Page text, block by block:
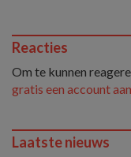
Reacties
Om te kunnen
gratis een account aan
Laatste nieuws